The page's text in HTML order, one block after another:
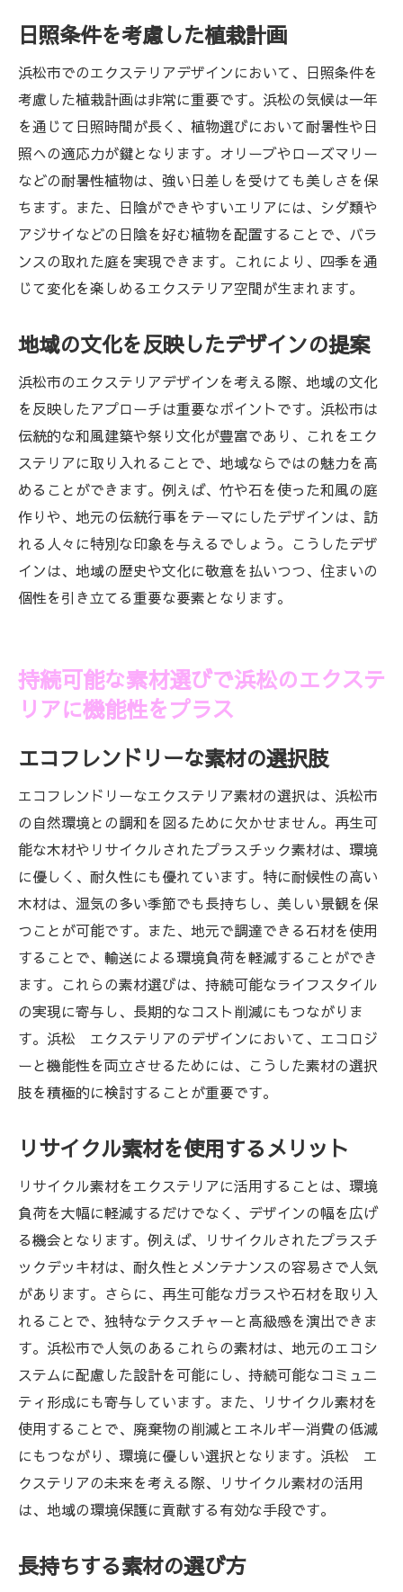
日照条件を考慮した植栽計画
浜松市でのエクステリアデザインにおいて、日照条件を
考慮した植栽計画は非常に重要です。浜松の気候は一年
を通じて日照時間が長く、植物選びにおいて耐暑性や日
照への適応力が鍵となります。オリーブやローズマリー
などの耐暑性植物は、強い日差しを受けても美しさを保
ちます。また、日陰ができやすいエリアには、シダ類や
アジサイなどの日陰を好む植物を配置することで、バラ
ンスの取れた庭を実現できます。これにより、四季を通
じて変化を楽しめるエクステリア空間が生まれます。
地域の文化を反映したデザインの提案
浜松市のエクステリアデザインを考える際、地域の文化
を反映したアプローチは重要なポイントです。浜松市は
伝統的な和風建築や祭り文化が豊富であり、これをエク
ステリアに取り入れることで、地域ならではの魅力を高
めることができます。例えば、竹や石を使った和風の庭
作りや、地元の伝統行事をテーマにしたデザインは、訪
れる人々に特別な印象を与えるでしょう。こうしたデザ
インは、地域の歴史や文化に敬意を払いつつ、住まいの
個性を引き立てる重要な要素となります。
持続可能な素材選びで浜松のエクステ
リアに機能性をプラス
エコフレンドリーな素材の選択肢
エコフレンドリーなエクステリア素材の選択は、浜松市
の自然環境との調和を図るために欠かせません。再生可
能な木材やリサイクルされたプラスチック素材は、環境
に優しく、耐久性にも優れています。特に耐候性の高い
木材は、湿気の多い季節でも長持ちし、美しい景観を保
つことが可能です。また、地元で調達できる石材を使用
することで、輸送による環境負荷を軽減することができ
ます。これらの素材選びは、持続可能なライフスタイル
の実現に寄与し、長期的なコスト削減にもつながりま
す。浜松 エクステリアのデザインにおいて、エコロジ
ーと機能性を両立させるためには、こうした素材の選択
肢を積極的に検討することが重要です。
リサイクル素材を使用するメリット
リサイクル素材をエクステリアに活用することは、環境
負荷を大幅に軽減するだけでなく、デザインの幅を広げ
る機会となります。例えば、リサイクルされたプラスチ
ックデッキ材は、耐久性とメンテナンスの容易さで人気
があります。さらに、再生可能なガラスや石材を取り入
れることで、独特なテクスチャーと高級感を演出できま
す。浜松市で人気のあるこれらの素材は、地元のエコシ
ステムに配慮した設計を可能にし、持続可能なコミュニ
ティ形成にも寄与しています。また、リサイクル素材を
使用することで、廃棄物の削減とエネルギー消費の低減
にもつながり、環境に優しい選択となります。浜松 エ
クステリアの未来を考える際、リサイクル素材の活用
は、地域の環境保護に貢献する有効な手段です。
長持ちする素材の選び方